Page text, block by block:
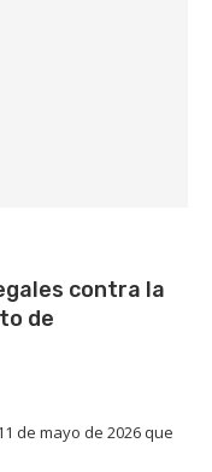
contra la
de
de mayo de 2026 que